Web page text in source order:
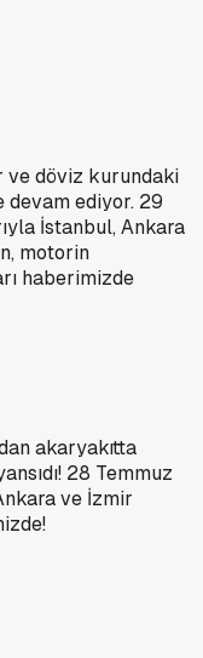
ve döviz kurundaki
devam ediyor. 29
İstanbul, Ankara
motorin
haberimizde
akaryakıtta
28 Temmuz
ve İzmir